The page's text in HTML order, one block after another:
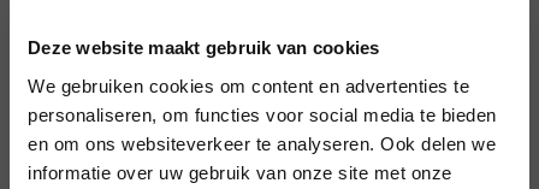
Deze website maakt gebruik van cookies
We gebruiken cookies om content en advertenties te
personaliseren, om functies voor social media te bieden
en om ons websiteverkeer te analyseren. Ook delen we
informatie over uw gebruik van onze site met onze
INLOGGEN
MERK
Lofty Manner
Circle of Trust